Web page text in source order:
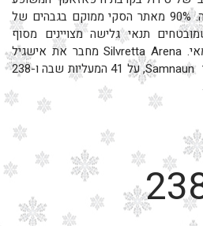
בשלג כמעט ברוב עונות השנה. 90% מאתר הסקי ממוקם בגבהים של
מטר, כך שמובטחים תנאי גלישה מצויינים מסוף
נובמבר ועד לתחילת חודש מאי. Silvretta Arena מחבר את אישגיל
לחלקה הפטור ממס של שוויץ Samnaun, על 41 המעליות שבה ו-238